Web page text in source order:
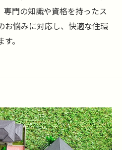
門の知識や資格を持ったス
お悩みに対応し、快適な住環
。